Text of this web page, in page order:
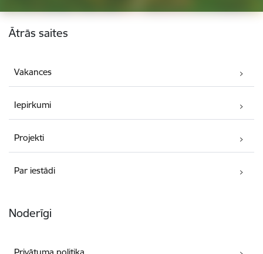
Kājene
Ātrās saites
Vakances
Iepirkumi
Projekti
Par iestādi
Noderīgi